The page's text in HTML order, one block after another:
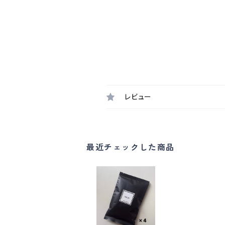
レビュー
最近チェックした商品